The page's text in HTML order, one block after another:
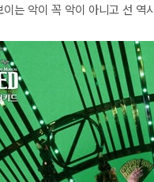
는 악이 꼭 악이 아니고 선 역